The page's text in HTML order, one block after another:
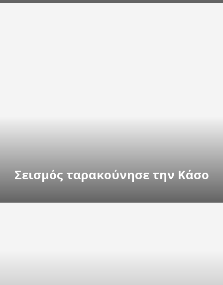
Σεισμός ταρακούνησε την Κάσο